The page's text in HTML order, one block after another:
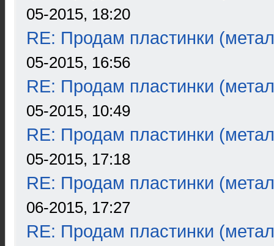
05-2015, 18:20
RE: Продам пластинки
05-2015, 16:56
RE: Продам пластинки
05-2015, 10:49
RE: Продам пластинки
05-2015, 17:18
RE: Продам пластинки
06-2015, 17:27
RE: Продам пластинки